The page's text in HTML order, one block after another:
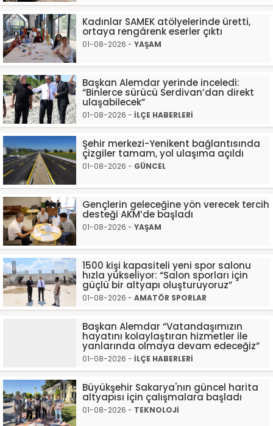
Kadınlar SAMEK atölyelerinde üretti,
ortaya rengârenk eserler çıktı
01-08-2026 - YAŞAM
Başkan Alemdar yerinde inceledi:
“Binlerce sürücü Serdivan’dan direkt
ulaşabilecek”
01-08-2026 - İLÇE HABERLERİ
Şehir merkezi-Yenikent bağlantısında
çizgiler tamam, yol ulaşıma açıldı
01-08-2026 - GÜNCEL
Gençlerin geleceğine yön verecek tercih
desteği AKM’de başladı
01-08-2026 - YAŞAM
1500 kişi kapasiteli yeni spor salonu
hızla yükseliyor: “Salon sporları için
güçlü bir altyapı oluşturuyoruz”
01-08-2026 - AMATÖR SPORLAR
Başkan Alemdar “Vatandaşımızın
hayatını kolaylaştıran hizmetler ile
yanlarında olmaya devam edeceğiz”
01-08-2026 - İLÇE HABERLERİ
Büyükşehir Sakarya'nın güncel harita
altyapısı için çalışmalara başladı
01-08-2026 - TEKNOLOJİ